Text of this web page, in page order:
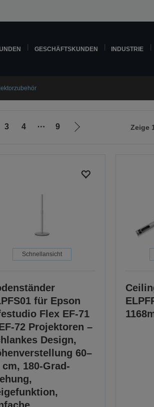
GESCHÄFTSKUNDEN INDUSTRIE
3 4 ⋯ 9
Zur
Zeige
Schnellansicht
für Epson
Flex EF-71
72 Projektoren –
Design,
60–
cm, 180-Grad-